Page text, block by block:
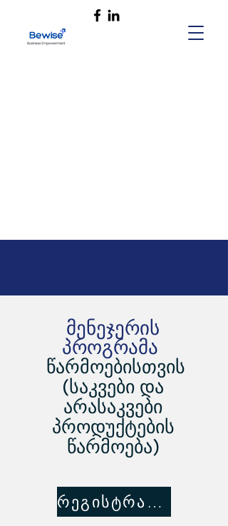
მენეჯერის
პროგრამა
წარმოებისთვის
(საკვები და
არასაკვები
პროდუქტების
წარმოება)
რეგისტრაცია